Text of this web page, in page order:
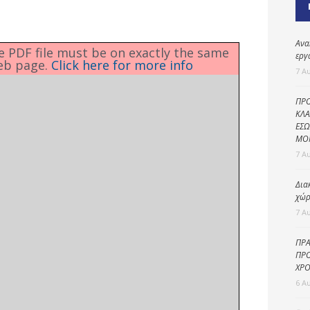
Δημοτική
αστυνομία
file must be on exactly the same
page. Click here for more info 7
7
7
6